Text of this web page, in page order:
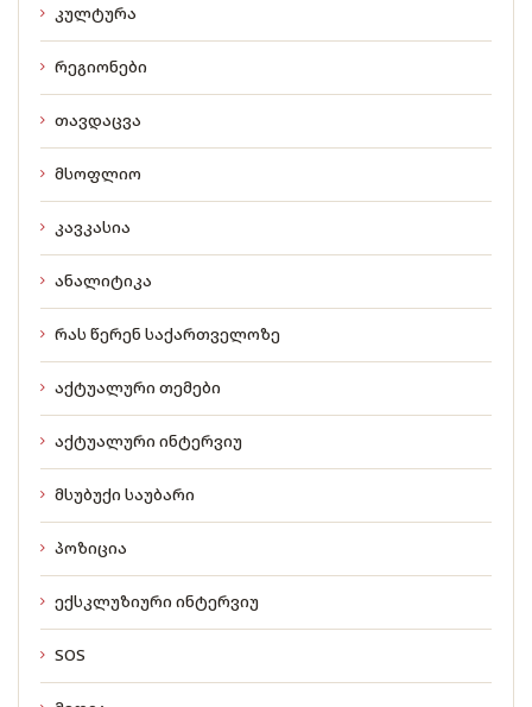
კულტურა
რეგიონები
თავდაცვა
მსოფლიო
კავკასია
ანალიტიკა
რას წერენ საქართველოზე
აქტუალური თემები
აქტუალური ინტერვიუ
მსუბუქი საუბარი
პოზიცია
ექსკლუზიური ინტერვიუ
SOS